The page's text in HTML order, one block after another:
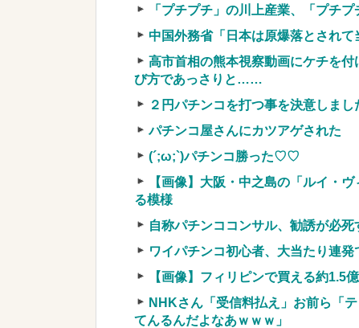
【韓国サッカー協会】外国人審判
2200万円）
NEW!
NEW!
【画像】令和最新版の宇垣美里さ
題にw w w w w w w w w NEW!
【画像】カリスマ美容師さん、コ
らw w w w w w w w w w w
w w w w w w w
NEW!
【速報】ルフィの幹部、懲役20年
実質確率という罠
車上のテントでキャンプ 民泊施設
【競馬・難解】6/30(水)第44回帝
「プチプチ」の川上産業、「プチ
中国外務省「日本は原爆落とされて
高市首相の熊本視察動画にケチを
び方であっさりと……
２円パチンコを打つ事を決意しまし
パチンコ屋さんにカツアゲされた
(´;ω;`)パチンコ勝った♡♡
【画像】大阪・中之島の「ルイ・
る模様
自称パチンココンサル、勧誘が必
ワイパチンコ初心者、大当たり連発
【画像】フィリピンで買える約1.5
NHKさん「受信料払え」お前ら「
てんるんだよなあｗｗｗ」